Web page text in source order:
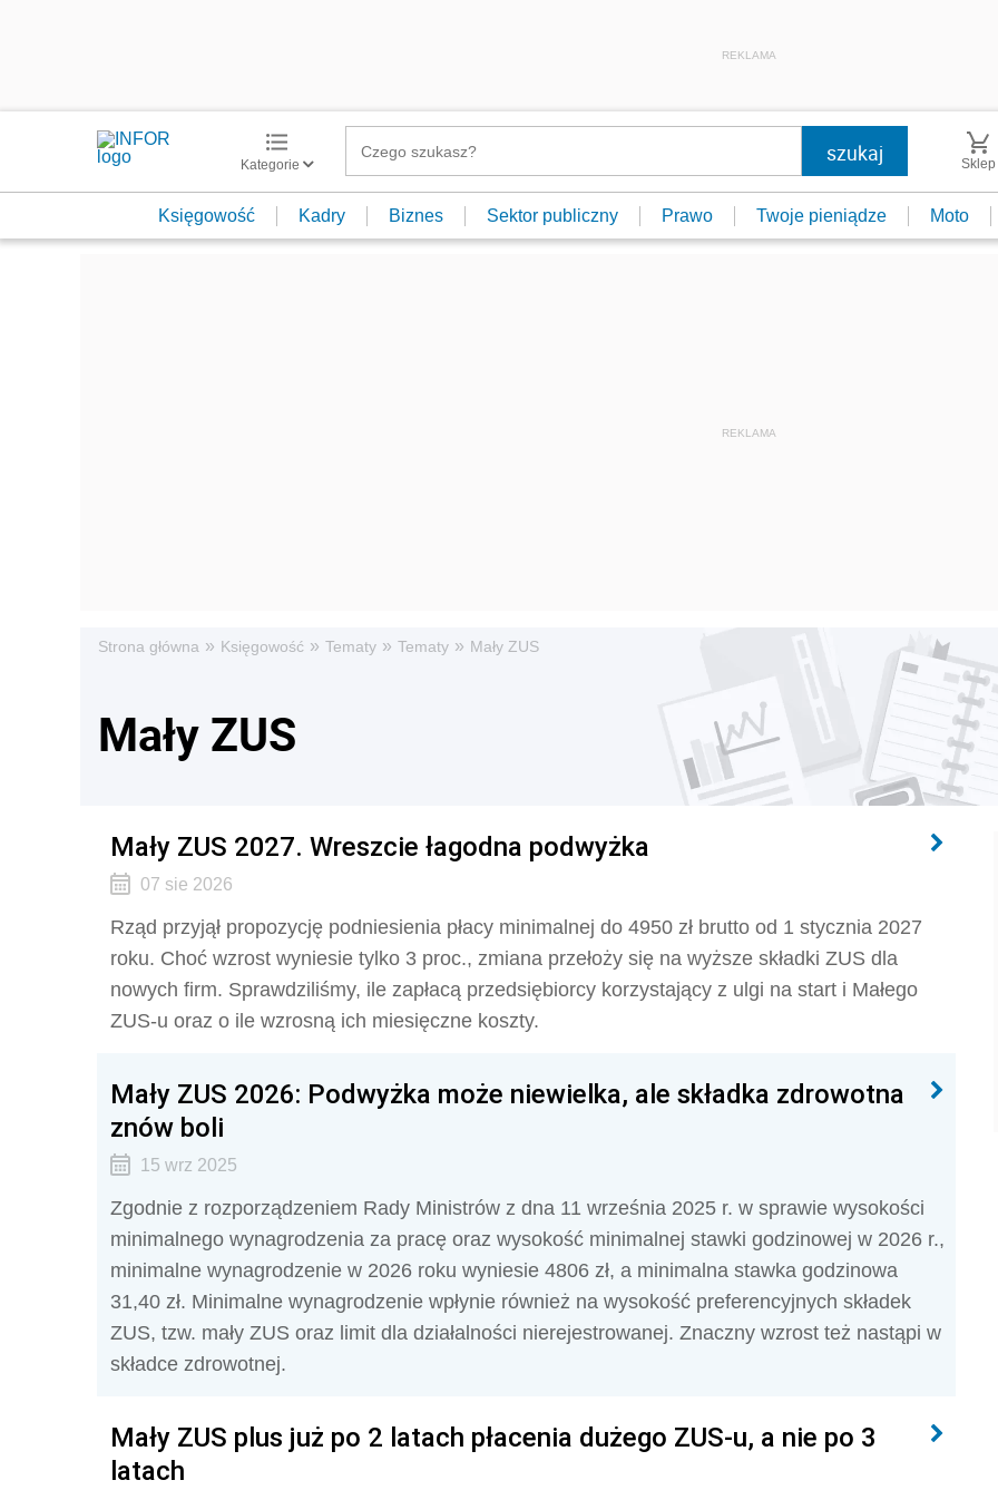
REKLAMA
Kategorie Sklep
Księgowość Kadry Biznes Sektor publiczny Prawo Twoje pieniądze Moto
Strona główna » Księgowość » Tematy » Tematy » Mały ZUS
Mały ZUS
Mały ZUS 2027. Wreszcie łagodna podwyżka
07 sie 2026
Rząd przyjął propozycję podniesienia płacy minimalnej do 4950 zł brutto od 1 stycznia 2027
roku. Choć wzrost wyniesie tylko 3 proc., zmiana przełoży się na wyższe składki ZUS dla
nowych firm. Sprawdziliśmy, ile zapłacą przedsiębiorcy korzystający z ulgi na start i Małego
ZUS-u oraz o ile wzrosną ich miesięczne koszty.
Mały ZUS 2026: Podwyżka może niewielka, ale składka zdrowotna
znów boli
15 wrz 2025
Zgodnie z rozporządzeniem Rady Ministrów z dna 11 września 2025 r. w sprawie wysokości
minimalnego wynagrodzenia za pracę oraz wysokość minimalnej stawki godzinowej w 2026 r.,
minimalne wynagrodzenie w 2026 roku wyniesie 4806 zł, a minimalna stawka godzinowa
31,40 zł. Minimalne wynagrodzenie wpłynie również na wysokość preferencyjnych składek
ZUS, tzw. mały ZUS oraz limit dla działalności nierejestrowanej. Znaczny wzrost też nastąpi w
składce zdrowotnej.
Mały ZUS plus już po 2 latach płacenia dużego ZUS-u, a nie po 3
latach